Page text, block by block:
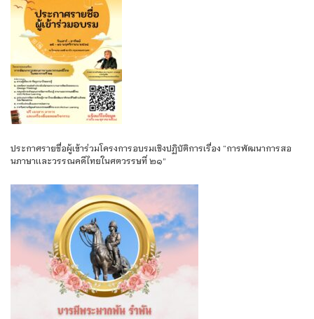
ประกาศรายชื่อผู้เข้าร่วมโครงการอบรมเชิงปฏิบัติการเรื่อง “การพัฒนาการสอ
นภาษาเเละวรรณคดีไทยในศตวรรษที่ ๒๑”